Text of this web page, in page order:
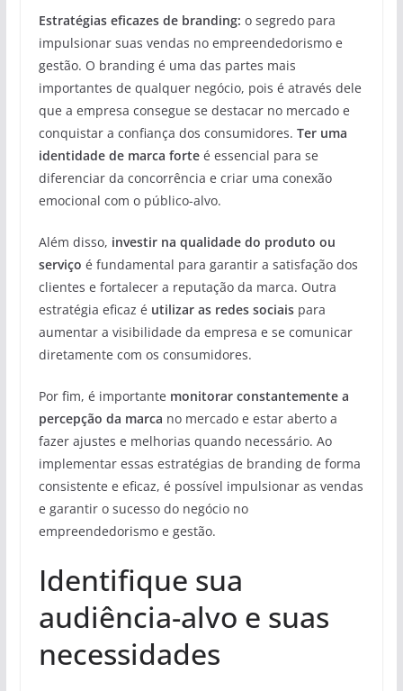
Estratégias eficazes de branding: o segredo para
impulsionar suas vendas no empreendedorismo e
gestão. O branding é uma das partes mais
importantes de qualquer negócio, pois é através dele
que a empresa consegue se destacar no mercado e
conquistar a confiança dos consumidores. Ter uma
identidade de marca forteé essencial para se
diferenciar da concorrência e criar uma conexão
emocional com o público-alvo.
Além disso, investir na qualidade do produto ou
serviço é fundamental para garantir a satisfação dos
clientes e fortalecer a reputação da marca. Outra
estratégia eficaz é utilizar as redes sociaispara
aumentar a visibilidade da empresa e se comunicar
diretamente com os consumidores.
Por fim, é importante monitorar constantemente a
percepção da marca no mercado e estar aberto a
fazer ajustes e melhorias quando necessário. Ao
implementar essas estratégias de branding de forma
consistente e eficaz, é possível impulsionar as vendas
e garantir o sucesso do negócio no
empreendedorismo e gestão.
Identifique sua
audiência-alvo e suas
necessidades